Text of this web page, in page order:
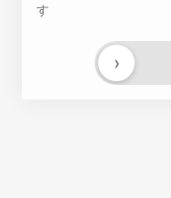
す
›